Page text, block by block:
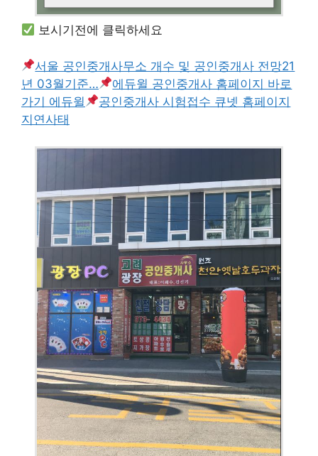
보시기전에 클릭하세요
서울 공인중개사무소 개수 및 공인중개사 전망21
년 03월기준…
에듀윌 공인중개사 홈페이지 바로
가기 에듀윌
공인중개사 시험접수 큐넷 홈페이지
지연사태